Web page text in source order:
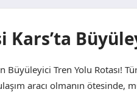
Kars’ta
Büyüleyici Tren Yolu
aracı olmanın